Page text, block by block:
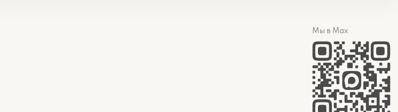
Мы в Max